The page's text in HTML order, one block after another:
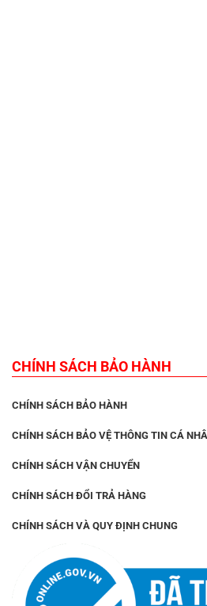
CHÍNH SÁCH BẢO HÀNH
CHÍNH SÁCH BẢO HÀNH
CHÍNH SÁCH BẢO VỆ THÔNG TIN CÁ
CHÍNH SÁCH VẬN CHUYỂN
CHÍNH SÁCH ĐỔI TRẢ HÀNG
CHÍNH SÁCH VÀ QUY ĐỊNH CHUNG